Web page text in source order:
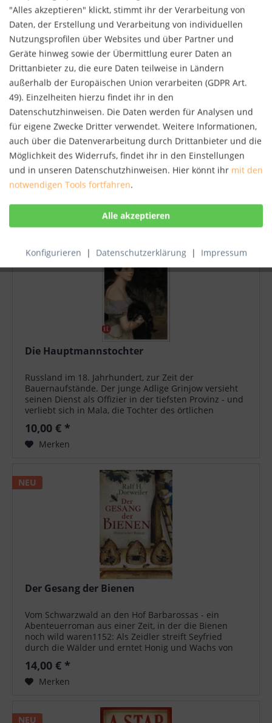
"Alles akzeptieren" klickt, stimmt ihr der Verarbeitung von
Daten, der Erstellung und Verarbeitung von individuellen
Nutzungsprofilen über Websites und über Partner und
Geräte hinweg sowie der Übermittlung eurer Daten an
Drittanbieter zu, die eure Daten teilweise in Ländern
außerhalb der Europäischen Union verarbeiten (GDPR Art.
49). Einzelheiten hierzu findet ihr in den
Datenschutzhinweisen. Die Daten werden für Analysen und
für eigene Zwecke Dritter verwendet. Weitere Informationen,
auch über die Datenverarbeitung durch Drittanbieter und die
Möglichkeit des Widerrufs, findet ihr in den Einstellungen
und in unseren Datenschutzhinweisen. Hier könnt ihr mit den
notwendigen Tools fortfahren.
Konfigurieren | Datenschutzerklärung | Impressum
NEU
Die Welt ist im Kopf
Genug studiert - nun will er leben: Eine monatelange
Reise führt den jungen Arthur Schopenhauer von
Dresden nach Venedig, von Goethe zu Lord Byron,
über schroffes Gebirge und weite Täler ins Labyrinth
der Kanäle, in den Strudel der...
14,00 € *
Merken
Die Hauptmannstochter
Russland im 18. Jahrhundert, zur Zeit der
Bauernaufstände. Der junge Adlige Grinjow versieht
seinen Dienst als Offizier in der tiefsten Provinz - und
verliebt sich in Mala, die Tochter des örtlichen
10,00 € *
Merken
NEU
Der Gesang der Bienen
Vom Schwarzwald an den Hof Barbarossas - ein
Abenteuerroman aus einer Zeit, in der die Bienen
noch wild waren1152: Als Zeidler streift Seyfried
durch die Wälder und erntet Honig und Wachs von
wilden Bienen. Doch sein beschauliches Leben...
14,00 € *
Merken
NEU